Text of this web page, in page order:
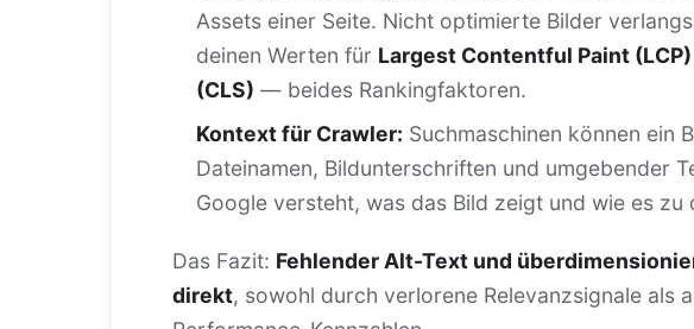
Assets einer Seite. Nicht optimierte Bilder
deinen Werten für Largest Contentful Paint (LCP)
(CLS) — beides Rankingfaktoren.
Kontext für Crawler: Suchmaschinen können ein
Dateinamen, Bildunterschriften und umgebender
Google versteht, was das Bild zeigt und wie es zu
Das Fazit: Fehlender Alt-Text und
direkt, sowohl durch verlorene Relevanzsignale als